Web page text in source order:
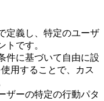
定義し、特定のユーザ
トです。
件に基づいて自由に設
使用することで、カス
ザーの特定の行動パタ